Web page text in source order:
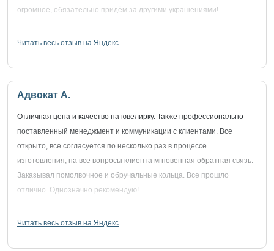
огромное, обязательно придём за другими украшениями!
Читать весь отзыв на Яндекс
Адвокат А.
Отличная цена и качество на ювелирку. Также профессионально
поставленный менеджмент и коммуникации с клиентами. Все
открыто, все согласуется по несколько раз в процессе
изготовления, на все вопросы клиента мгновенная обратная связь.
Заказывал помолвочное и обручальные кольца. Все прошло
отлично. Однозначно рекомендую!
Читать весь отзыв на Яндекс